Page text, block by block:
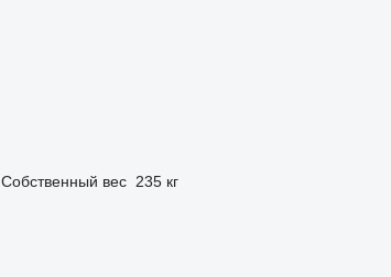
Собственный вес 235 кг